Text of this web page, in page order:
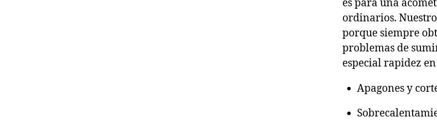
es para una
ordinarios.
porque siempre
problemas de
especial rapidez en
Apagones y